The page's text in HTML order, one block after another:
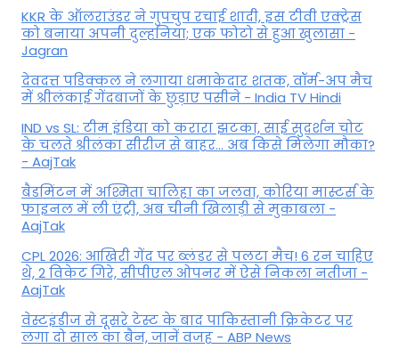
KKR के ऑलराउंडर ने गुपचुप रचाई शादी, इस टीवी एक्ट्रेस
को बनाया अपनी दुल्हनिया; एक फोटो से हुआ खुलासा -
Jagran
देवदत्त पडिक्कल ने लगाया धमाकेदार शतक, वॉर्म-अप मैच
में श्रीलंकाई गेंदबाजों के छुड़ाए पसीने - India TV Hindi
IND vs SL: टीम इंड‍िया को करारा झटका, साई सुदर्शन चोट
के चलते श्रीलंका सीरीज से बाहर... अब किसे म‍िलेगा मौका?
- AajTak
बैडमिंटन में अश्मिता चालिहा का जलवा, कोरिया मास्टर्स के
फाइनल में ली एंट्री, अब चीनी खिलाड़ी से मुकाबला -
AajTak
CPL 2026: आखिरी गेंद पर ब्लंडर से पलटा मैच! 6 रन चाहिए
थे, 2 विकेट गिरे, सीपीएल ओपनर में ऐसे न‍िकला नतीजा -
AajTak
वेस्टइंडीज से दूसरे टेस्ट के बाद पाकिस्तानी क्रिकेटर पर
लगा दो साल का बैन, जानें वजह - ABP News